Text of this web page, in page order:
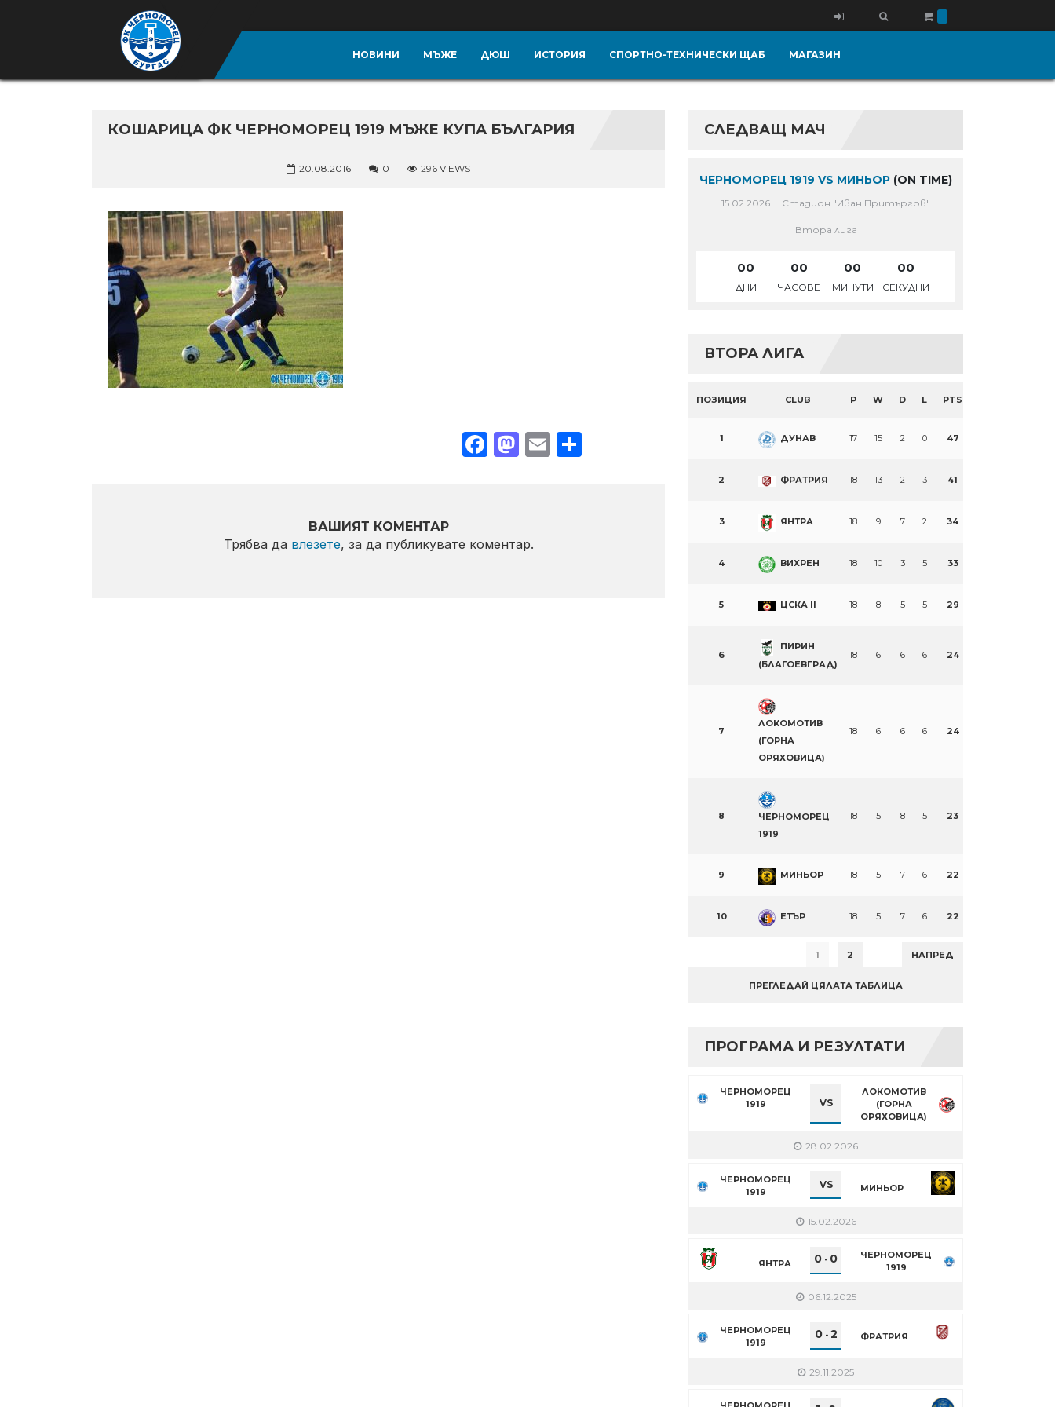
НОВИНИ МЪЖЕ ДЮШ ИСТОРИЯ СПОРТНО-ТЕХНИЧЕСКИ ЩАБ МАГАЗИН
КОШАРИЦА ФК ЧЕРНОМОРЕЦ 1919 МЪЖЕ КУПА БЪЛГАРИЯ
20.08.2016 0 296 VIEWS
Facebook
Mastodon
EmailShare
ВАШИЯТ КОМЕНТАР
Трябва да влезете, за да публикувате коментар.
СЛЕДВАЩ МАЧ
ЧЕРНОМОРЕЦ 1919 VS МИНЬОР (ON TIME)
15.02.2026 Стадион "Иван Притъргов"
Втора лига
00
ДНИ
00
ЧАСОВЕ
00
МИНУТИ
00
СЕКУДНИ
ВТОРА ЛИГА
ПОЗИЦИЯ CLUB P W D L PTS
1 ДУНАВ 17 15 2 0 47
2 ФРАТРИЯ 18 13 2 3 41
3 ЯНТРА 18 9 7 2 34
4 ВИХРЕН 18 10 3 5 33
5 ЦСКА II 18 8 5 5 29
6
ПИРИН
(БЛАГОЕВГРАД)
18 6 6 6 24
7
ЛОКОМОТИВ
(ГОРНА
ОРЯХОВИЦА)
18 6 6 6 24
8
ЧЕРНОМОРЕЦ
1919
18 5 8 5 23
9 МИНЬОР 18 5 7 6 22
10 ЕТЪР 18 5 7 6 22
1 2 НАПРЕД
ПРЕГЛЕДАЙ ЦЯЛАТА ТАБЛИЦА
ПРОГРАМА И РЕЗУЛТАТИ
ЧЕРНОМОРЕЦ
1919
VS
ЛОКОМОТИВ
(ГОРНА
ОРЯХОВИЦА)
28.02.2026
ЧЕРНОМОРЕЦ
1919
VS МИНЬОР
15.02.2026
ЯНТРА 0 - 0
ЧЕРНОМОРЕЦ
1919
06.12.2025
ЧЕРНОМОРЕЦ
1919
0- 2 ФРАТРИЯ
29.11.2025